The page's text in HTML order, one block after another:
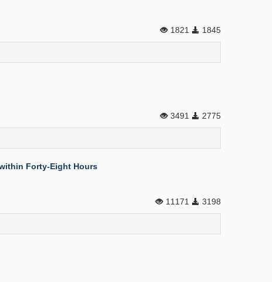
1821 1845
3491 2775
Forty-Eight Hours
11171 3198